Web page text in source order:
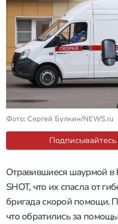
Фото: Сергей Булкин/NEWS.ru
Отравившиеся шаурмой в
SHOT, что их спасла от
бригада скорой помощи.
что обратились за